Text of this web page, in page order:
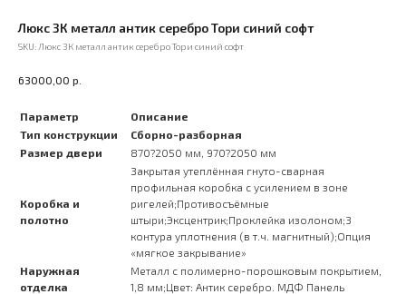
Люкс 3К металл антик серебро Тори синий софт
SKU: Люкс 3К металл антик серебро Тори синий софт
63000,00 р.
Параметр
Описание
Тип конструкции
Сборно-разборная
Размер двери
870?2050 мм, 970?2050 мм
Коробка и
полотно
Закрытая утеплённая гнуто-сварная
профильная коробка с усилением в зоне
ригелей;Противосъёмные
штыри;Эксцентрик;Проклейка изолоном;3
контура уплотнения (в т.ч. магнитный);Опция
«мягкое закрывание»
Наружная
отделка
Металл с полимерно-порошковым покрытием,
1,8 мм;Цвет: Антик серебро. МДФ Панель